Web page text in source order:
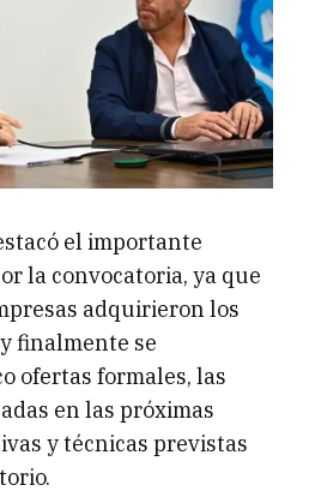
el importante
la convocatoria, ya que
adquirieron los
finalmente se
ofertas formales, las
en las próximas
y técnicas previstas